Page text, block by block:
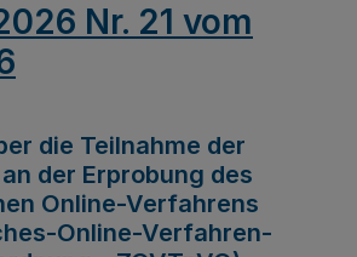
Nr. 21 vom
die Teilnahme der
der Erprobung des
Online-Verfahrens
Online-Verfahren-